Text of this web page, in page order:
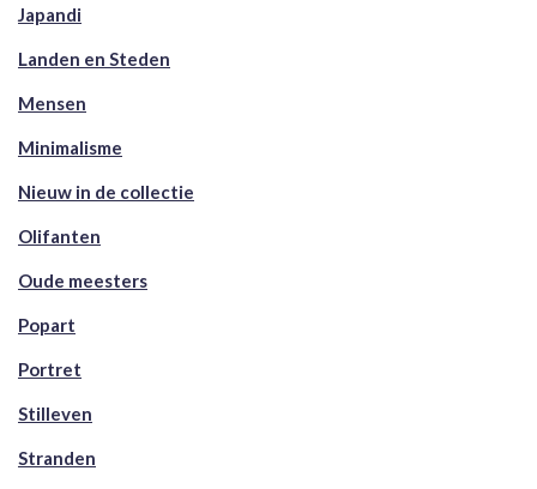
Japandi
Landen en Steden
Mensen
Minimalisme
Nieuw in de collectie
Olifanten
Oude meesters
Popart
Portret
Stilleven
Stranden